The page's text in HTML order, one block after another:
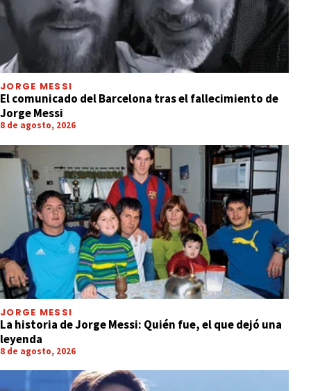
JORGE MESSI
El comunicado del Barcelona tras el fallecimiento de
Jorge Messi
8 de agosto, 2026
JORGE MESSI
La historia de Jorge Messi: Quién fue, el que dejó una
leyenda
8 de agosto, 2026